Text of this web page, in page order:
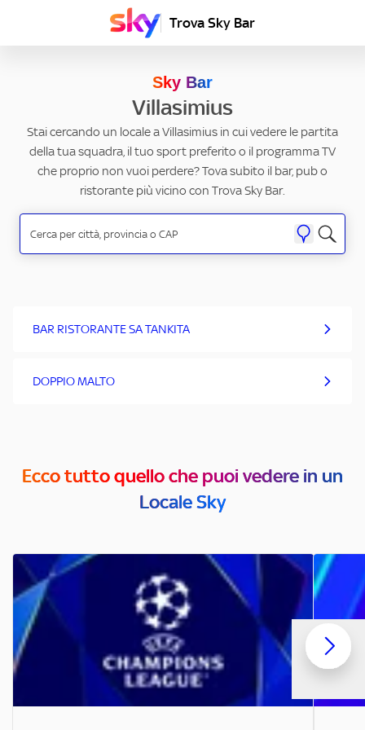
Trova Sky Bar
Sky Bar
Villasimius
Stai cercando un locale a Villasimius in cui vedere le partita
della tua squadra, il tuo sport preferito o il programma TV
che proprio non vuoi perdere? Tova subito il bar, pub o
ristorante più vicino con Trova Sky Bar.
BAR RISTORANTE SA TANKITA
DOPPIO MALTO
Ecco tutto quello che puoi vedere in un
Locale Sky